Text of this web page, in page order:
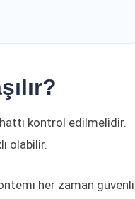
kontrol edilmelidir.
olabilir.
her zaman güvenli